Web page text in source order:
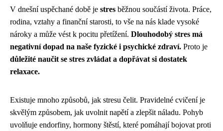
V dnešní uspěchané době je stres běžnou součástí života. Práce,
rodina, vztahy a finanční starosti, to vše na nás klade vysoké
nároky a může vést k pocitu přetížení. Dlouhodobý stres má
negativní dopad na naše fyzické i psychické zdraví. Proto je
důležité naučit se stres zvládat a dopřávat si dostatek
relaxace.
Existuje mnoho způsobů, jak stresu čelit. Pravidelné cvičení je
skvělým způsobem, jak uvolnit napětí a zlepšit náladu. Pohyb
uvolňuje endorfiny, hormony štěstí, které pomáhají bojovat proti